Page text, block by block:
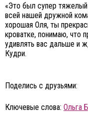
«Это был супер
всей нашей дружной
хорошая Оля, ты
кроватке, понимаю, что
удивлять вас дальше и
Кудри.
Поделись с друзьями:
Ключевые слова: Ольга